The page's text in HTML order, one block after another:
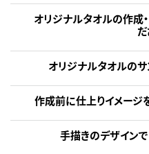
オリジナルタオルの作成
だ
オリジナルタオルの
作成前に仕上りイメージ
手描きのデザイン